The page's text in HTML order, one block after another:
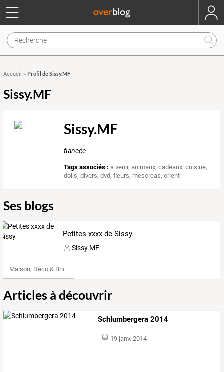
Accueil » Profil de Sissy.MF
Sissy.MF
Sissy.MF
fiancée
Tags associés : a venir,animaux,cadeaux,cuisine,
dolls,divers,dvd,fleurs, mescreas,orient
Ses blogs
Petites xxxx de Sissy
Sissy.MF
Maison, Déco & Bricolage
Articles à découvrir
Schlumbergera 2014
19 janv. 2014